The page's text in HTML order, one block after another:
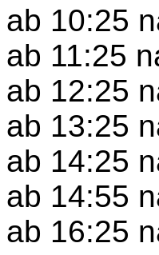
ab 10:25
ab 11:25
ab 12:25
ab 13:25
ab 14:25
ab 14:55
ab 16:25